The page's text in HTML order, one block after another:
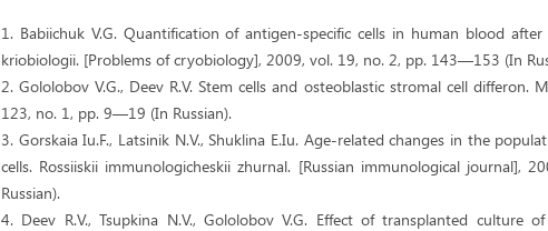
1. Babiichuk V.G. Quantification of antigen-specific cells in human blood
kriobiologii. [Problems of cryobiology], 2009, vol. 19, no. 2, pp. 143—153 (In
2. Gololobov V.G., Deev R.V. Stem cells and osteoblastic stromal cell differon.
123, no. 1, pp. 9—19 (In Russian).
3. Gorskaia Iu.F., Latsinik N.V., Shuklina E.Iu. Age-related changes in the
cells. Rossiiskii immunologicheskii zhurnal. [Russian immunological
Russian).
4. Deev R.V., Tsupkina N.V., Gololobov V.G. Effect of transplanted culture